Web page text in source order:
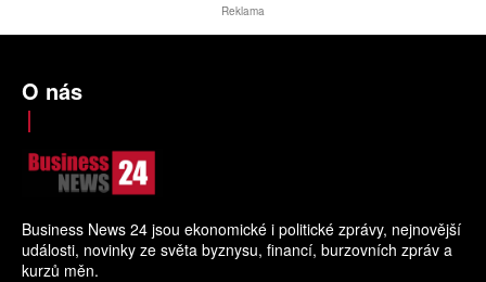
Reklama
O nás
Business News 24 jsou ekonomické i politické zprávy, nejnovější
události, novinky ze světa byznysu, financí, burzovních zpráv a
kurzů měn.